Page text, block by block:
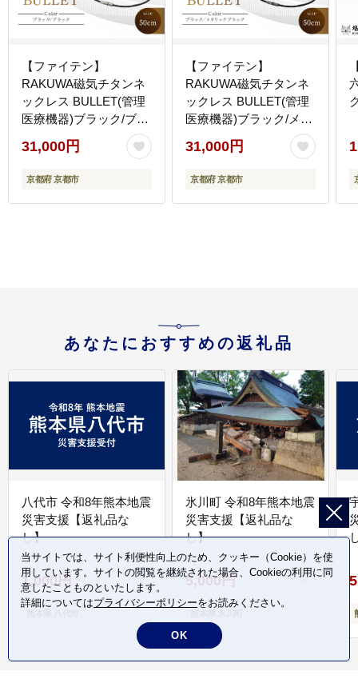
【ファイテン】
RAKUWA磁気チタンネ
ックレス BULLET(管理
医療機器)ブラック/ブラ
ック＜50cm＞｜京都 人
気ブランド ネックレス
［ 京都 phiten 磁気ネッ
りの緩和 rakuwa 健康グ
31,000円
京都府 京都市
【ファイテン】
RAKUWA磁気チタンネ
ックレス BULLET(管理
医療機器)ブラック/メタ
リックブラック＜50cm
＞｜京都 人気ブランド
ネックレス［ 京都
肩こり 首こり こりの緩
31,000円
京都府 京都市
あなたにおすすめの返礼品
八代市 令和8年熊本地震
災害支援【返礼品な
し】
1,000円
氷川町 令和8年熊本地震
災害支援【返礼品な
し】
5,000円
当サイトでは、サイト利便性向上のため、クッキー（Cookie）を使
用しています。サイトの閲覧を継続された場合、Cookieの利用に同
意したことものといたします。
詳細についてはプライバシーポリシーをお読みください。
OK